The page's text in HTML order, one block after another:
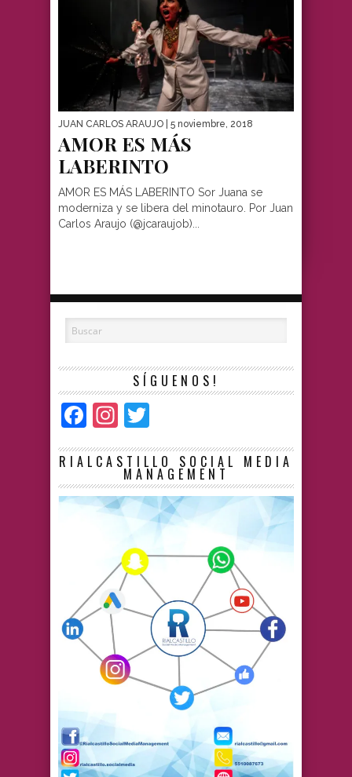
JUAN CARLOS ARAUJO | 5 noviembre, 2018
AMOR ES MÁS
LABERINTO
AMOR ES MÁS LABERINTO Sor Juana se
moderniza y se libera del minotauro. Por Juan
Carlos Araujo (@jcaraujob)...
SÍGUENOS!
Facebook
Instagram
RIALCASTILLO SOCIAL MEDIA
MANAGEMENT